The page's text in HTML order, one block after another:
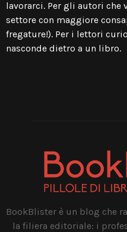
lavorarci. Per gli autori
settore con maggiore
fregature!). Per i lettori
nasconde dietro a un libro.
BookBlister è un blog che
la filiera editoriale: i